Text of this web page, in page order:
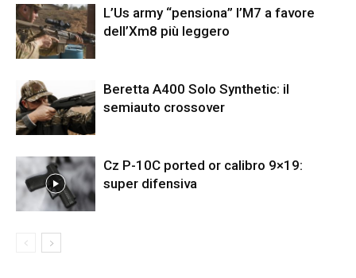
L’Us army “pensiona” l’M7 a favore
dell’Xm8 più leggero
Beretta A400 Solo Synthetic: il
semiauto crossover
Cz P-10C ported or calibro 9×19:
super difensiva